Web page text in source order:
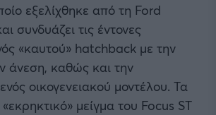
εξελίχθηκε από τη Ford
συνδυάζει τις έντονες
«καυτού» hatchback με την
άνεση, καθώς και την
οικογενειακού μοντέλου. Τα
μείγμα του Focus ST